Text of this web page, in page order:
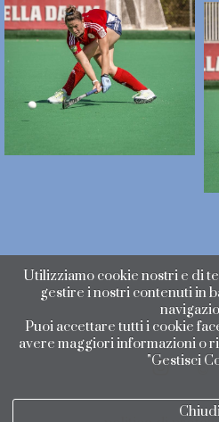
Utilizziamo cookie nostri e di
gestire i nostri contenuti in
Puoi accettare tutti i cookie
avere maggiori informazioni o
"Gestisci